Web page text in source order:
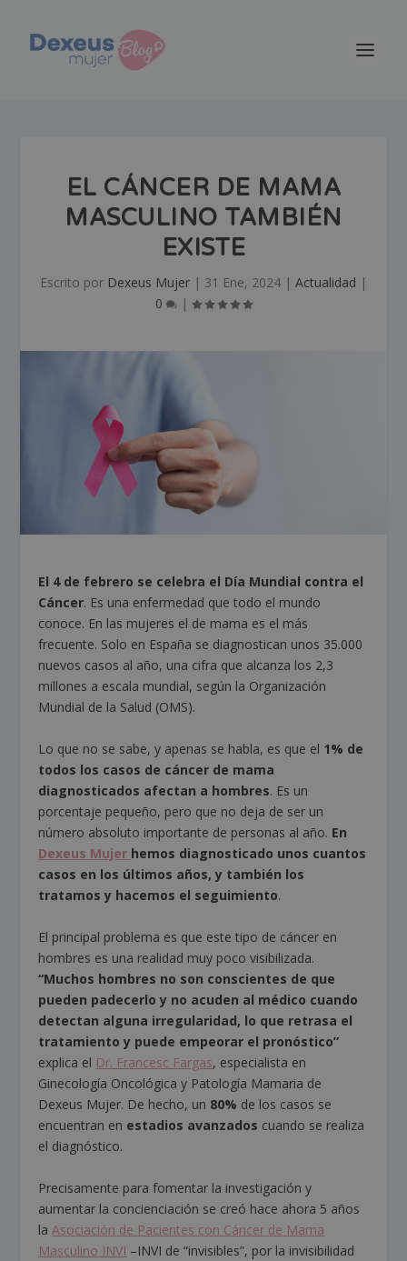
EL CÁNCER DE MAMA
MASCULINO TAMBIÉN
EXISTE
Escrito por Dexeus Mujer | 31 Ene, 2024 | Actualidad |
0
|
El 4 de febrero se celebra el Día Mundial contra el
Cáncer. Es una enfermedad que todo el mundo
conoce. En las mujeres el de mama es el más
frecuente. Solo en España se diagnostican unos 35.000
nuevos casos al año, una cifra que alcanza los 2,3
millones a escala mundial, según la Organización
Mundial de la Salud (OMS).
Lo que no se sabe, y apenas se habla, es que el 1% de
todos los casos de cáncer de mama
diagnosticados afectan a hombres. Es un
porcentaje pequeño, pero que no deja de ser un
número absoluto importante de personas al año. En
Dexeus Mujer hemos diagnosticado unos cuantos
casos en los últimos años, y también los
tratamos y hacemos el seguimiento.
El principal problema es que este tipo de cáncer en
hombres es una realidad muy poco visibilizada.
“Muchos hombres no son conscientes de que
pueden padecerlo y no acuden al médico cuando
detectan alguna irregularidad, lo que retrasa el
tratamiento y puede empeorar el pronóstico”
explica el Dr. Francesc Fargas, especialista en
Ginecología Oncológica y Patología Mamaria de
Dexeus Mujer. De hecho, un 80% de los casos se
encuentran en estadios avanzados cuando se realiza
el diagnóstico.
Precisamente para fomentar la investigación y
aumentar la concienciación se creó hace ahora 5 años
la Asociación de Pacientes con Cáncer de Mama
Masculino INVI –INVI de “invisibles”, por la invisibilidad